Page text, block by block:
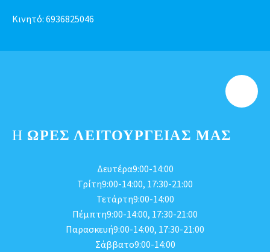
Κινητό: 6936825046
Η ΩΡΕΣ ΛΕΙΤΟΥΡΓΕΊΑΣ ΜΑΣ
Δευτέρα9:00-14:00
Τρίτη9:00-14:00, 17:30-21:00
Τετάρτη9:00-14:00
Πέμπτη9:00-14:00, 17:30-21:00
Παρασκευή9:00-14:00, 17:30-21:00
Σάββατο9:00-14:00